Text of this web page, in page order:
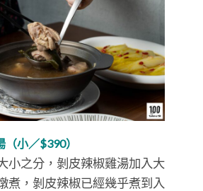
小／$390）
小之分，剝皮辣椒雞湯加入大
煮，剝皮辣椒已經幾乎煮到入